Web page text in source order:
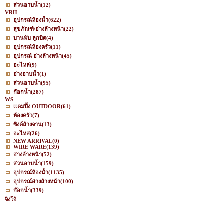
ส่วนอาบน้ำ(12)
VRH
อุปกรณ์ห้องน้ำ(622)
สุขภัณฑ์/อ่างล้างหน้า(22)
บานพับ ลูกบิด(4)
อุปกรณ์ห้องครัว(11)
อุปกรณ์ อ่างล้างหน้า(45)
อะไหล่(9)
อ่างอาบน้ำ(1)
ส่วนอาบน้ำ(95)
ก๊อกน้ำ(287)
WS
เเคมปิ้ง OUTDOOR(61)
ห้องครัว(7)
ซิงค์ล้างจาน(13)
อะไหล่(26)
NEW ARRIVAL(0)
WIRE WARE(139)
อ่างล้างหน้า(52)
ส่วนอาบน้ำ(159)
อุปกรณ์ห้องน้ำ(1135)
อุปกรณ์อ่างล้างหน้า(100)
ก๊อกน้ำ(339)
จิงโจ้